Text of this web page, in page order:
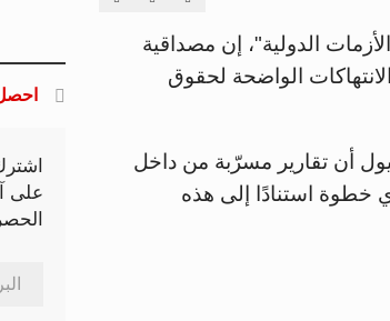
الدولية"، إن مصداقية
الواضحة لحقوق
أن تقارير مسرّبة من داخل
خطوة استنادًا إلى هذه
على